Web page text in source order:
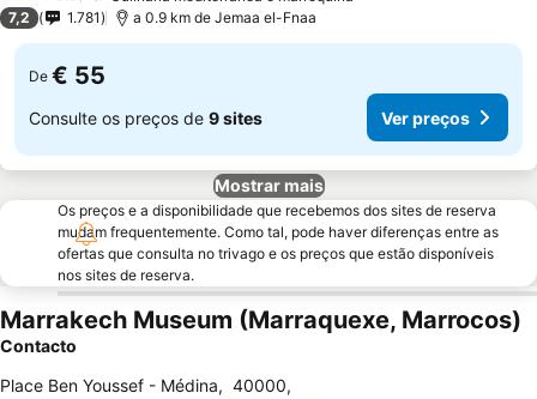
7,2 1.781 a 0.9 km de Jemaa el-Fnaa
De € 55
Consulte os preços de 9 sites Ver preços
Mostrar mais
Os preços e a disponibilidade que recebemos dos sites de reserva
mudam frequentemente. Como tal, pode haver diferenças entre as
ofertas que consulta no trivago e os preços que estão disponíveis
nos sites de reserva.
Marrakech Museum (Marraquexe, Marrocos)
Contacto
Place Ben Youssef - Médina, 40000,